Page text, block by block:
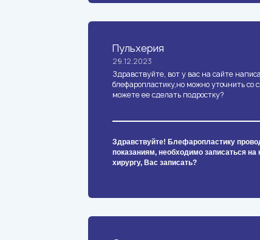
Пульхерия
29.12.2023
Здравствуйте, вот у вас на сайте
блефаропластику,но можно уточнить со
можете ее сделать подростку?
Здравствуйте! Блефаропластику
показаниям, необходимо записаться
хирургу, Вас записать?